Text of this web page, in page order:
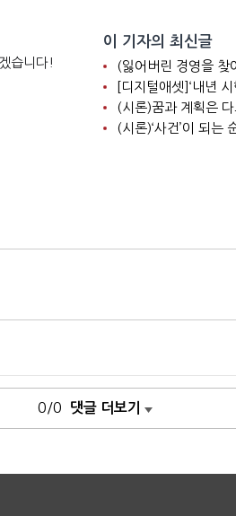
습니다!
이 기자의 최신글
[디지털애셋]‘내년
(시론)꿈과 계획은
(시론)‘사건’이 되는
0/0 댓글 더보기